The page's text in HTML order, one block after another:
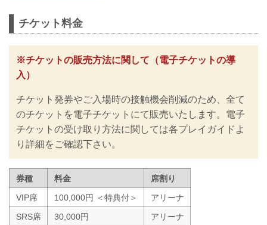
い。
RIZINではイベント開催に際し、日本スポ
ーツ協会が作成した「スポーツイベント
の再開に向けた感染拡大予防ガイドライ
入退場規制の実施、また禁止事項を設け
るなど、新たな取り組みを行いますので
ご案内いたします。
皆さまには大変ご不便をおかけいたしま
すが、安心してご来場・ご観戦いただけ
ますよう努めてまいりますので、何卒ご
理解とご協力のほどよろしくお願いいた
※なおこ...
チケット料金
※チケットの販売方法に関して（電子チケットの導
入）
チケット発券やご入場時の接触機会削減のため、全て
のチケットを電子チケットにて販売いたします。電子
チケットの受け取り方法に関しては各プレイガイドよ
り詳細をご確認下さい。
券種 料金
席割り
VIP席
100,000円 ＜特典付＞
アリーナ
SRS席
30,000円
アリーナ